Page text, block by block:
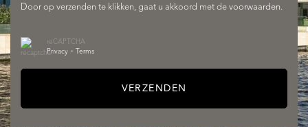
Door op verzenden te klikken, gaat u akkoord met de voorwaarden.
reCAPTCHA
Privacy • Terms
VERZENDEN
DIENSTEN